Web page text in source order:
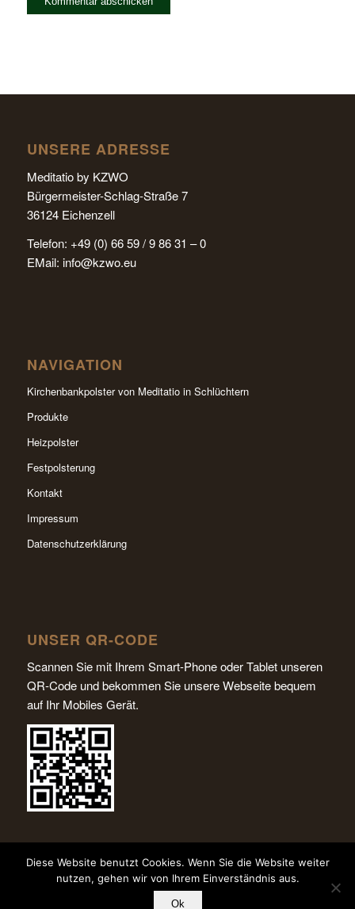
UNSERE ADRESSE
Meditatio by KZWO
Bürgermeister-Schlag-Straße 7
36124 Eichenzell
Telefon: +49 (0) 66 59 / 9 86 31 – 0
EMail: info@kzwo.eu
NAVIGATION
Kirchenbankpolster von Meditatio in Schlüchtern
Produkte
Heizpolster
Festpolsterung
Kontakt
Impressum
Datenschutzerklärung
UNSER QR-CODE
Scannen Sie mit Ihrem Smart-Phone oder Tablet unseren
QR-Code und bekommen Sie unsere Webseite bequem
auf Ihr Mobiles Gerät.
Diese Website benutzt Cookies. Wenn Sie die Website weiter
nutzen, gehen wir von Ihrem Einverständnis aus.
Ok